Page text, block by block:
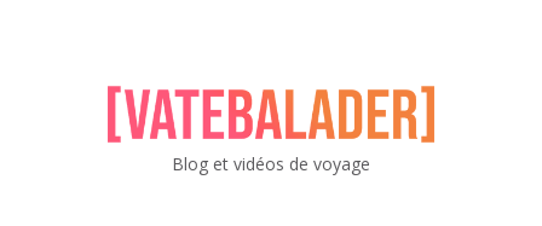
Blog et vidéos de voyage